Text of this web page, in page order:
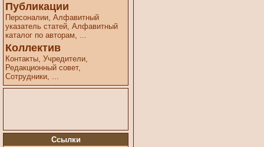
Публикации
Персоналии, Алфавитный
указатель статей, Алфавитный
каталог по авторам, ...
Коллектив
Контакты, Учредители,
Редакционный совет,
Сотрудники, ...
Ссылки